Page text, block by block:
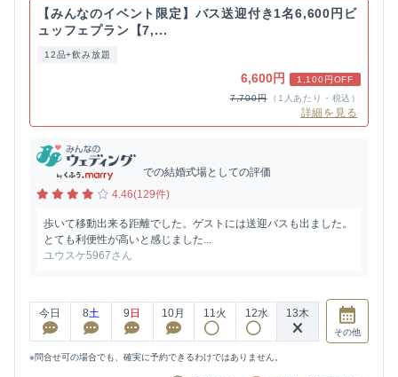
【みんなのイベント限定】バス送迎付き1名6,600円ビ
ュッフェプラン【7,...
12品+飲み放題
6,600円
1,100円OFF
7,700円
（1人あたり・税込）
詳細を見る
での結婚式場としての評価
4.46(129件)
歩いて移動出来る距離でした。ゲストには送迎バスも出ました。
とても利便性が高いと感じました...
ユウスケ5967さん
今日 8土 9 日 10月 11 火 12水 13木
その他
※問合せ可の場合でも、確実に予約できるわけではありません。